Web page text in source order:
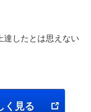
達したとは思えない
く見る